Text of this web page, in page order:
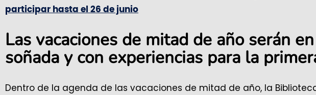
participar hasta el 26 de junio
Las vacaciones de mitad de año serán
soñada y con experiencias para la
Dentro de la agenda de las vacaciones de mitad de año, la